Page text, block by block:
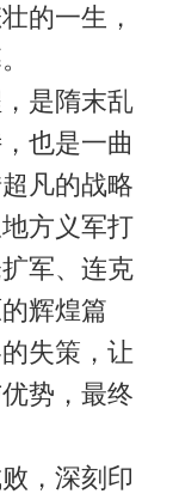
的一生，
是隋末乱
也是一曲
凡的战略
方义军打
军、连克
辉煌篇
失策，让
势，最终
，深刻印